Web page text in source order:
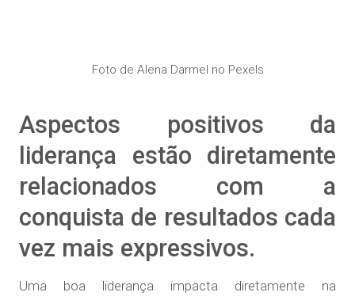
Foto de Alena Darmel no Pexels
Aspectos positivos da
liderança estão diretamente
relacionados com a
conquista de resultados cada
vez mais expressivos.
Uma boa liderança impacta diretamente na